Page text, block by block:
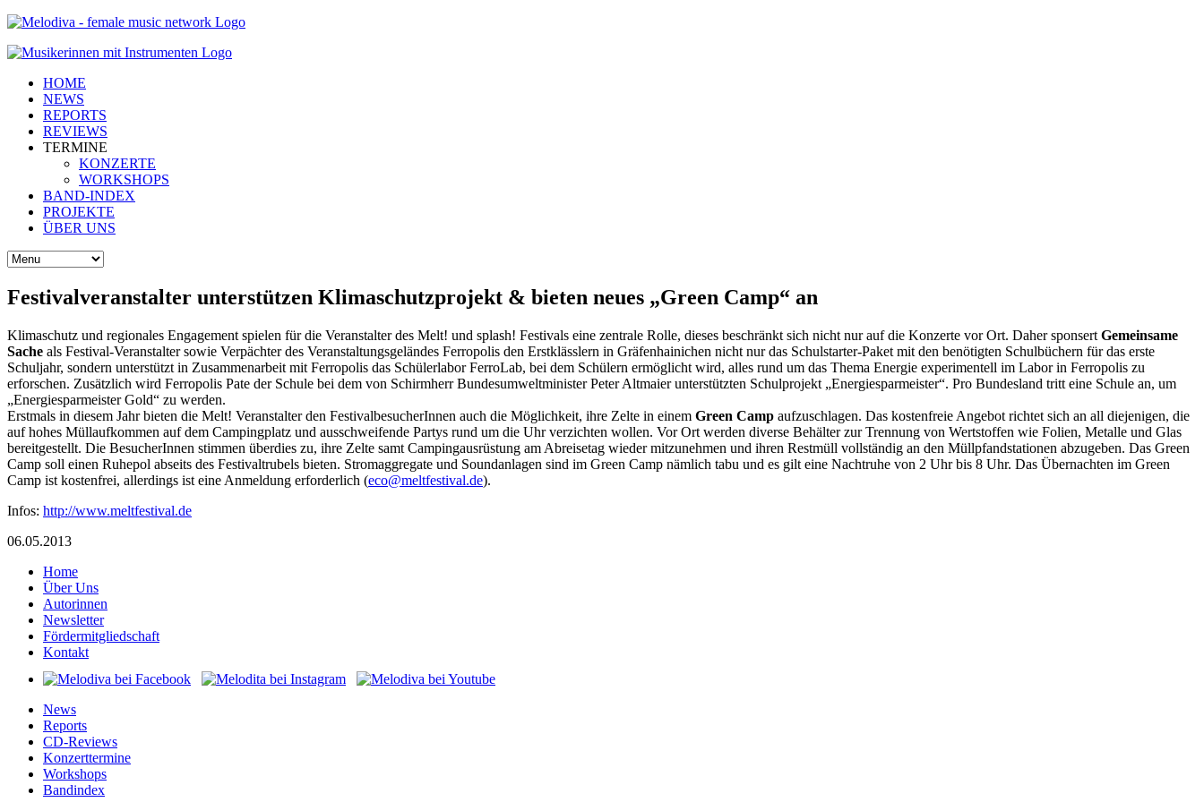
HOME
NEWS
REPORTS
REVIEWS
TERMINE
KONZERTE
WORKSHOPS
BAND-INDEX
PROJEKTE
ÜBER UNS
Festivalveranstalter unterstützen Klimaschutzprojekt & bieten neues „Green Camp“ an
Klimaschutz und regionales Engagement spielen für die Veranstalter des Melt! und splash! Festivals eine zentrale Rolle, dieses beschränkt sich nicht nur auf die Konzerte vor Ort. Daher sponsert Gemeinsame
Sache als Festival-Veranstalter sowie Verpächter des Veranstaltungsgeländes Ferropolis den Erstklässlern in Gräfenhainichen nicht nur das Schulstarter-Paket mit den benötigten Schulbüchern für das erste
Schuljahr, sondern unterstützt in Zusammenarbeit mit Ferropolis das Schülerlabor FerroLab, bei dem Schülern ermöglicht wird, alles rund um das Thema Energie experimentell im Labor in Ferropolis zu
erforschen. Zusätzlich wird Ferropolis Pate der Schule bei dem von Schirmherr Bundesumweltminister Peter Altmaier unterstützten Schulprojekt „Energiesparmeister“. Pro Bundesland tritt eine Schule an, um
„Energiesparmeister Gold“ zu werden.
Erstmals in diesem Jahr bieten die Melt! Veranstalter den FestivalbesucherInnen auch die Möglichkeit, ihre Zelte in einem Green Camp aufzuschlagen. Das kostenfreie Angebot richtet sich an all diejenigen, die
auf hohes Müllaufkommen auf dem Campingplatz und ausschweifende Partys rund um die Uhr verzichten wollen. Vor Ort werden diverse Behälter zur Trennung von Wertstoffen wie Folien, Metalle und Glas
bereitgestellt. Die BesucherInnen stimmen überdies zu, ihre Zelte samt Campingausrüstung am Abreisetag wieder mitzunehmen und ihren Restmüll vollständig an den Müllpfandstationen abzugeben. Das Green
Camp soll einen Ruhepol abseits des Festivaltrubels bieten. Stromaggregate und Soundanlagen sind im Green Camp nämlich tabu und es gilt eine Nachtruhe von 2 Uhr bis 8 Uhr. Das Übernachten im Green
Camp ist kostenfrei, allerdings ist eine Anmeldung erforderlich (
ed.la
vitse
ftlem
@oce
).
Infos: http://www.meltfestival.de
06.05.2013
Home
Über Uns
Autorinnen
Newsletter
Fördermitgliedschaft
Kontakt
News
Reports
CD-Reviews
Konzerttermine
Workshops
Bandindex